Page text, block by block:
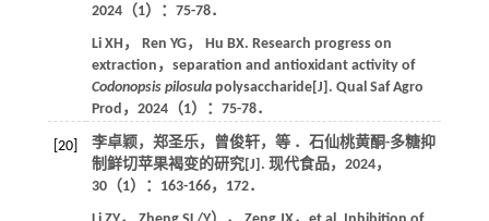
2024（1）：75-78．
Li XH ， Ren YG， Hu BX. Research progress on
extraction，separation and antioxidant activity of
Codonopsis pilosulapolysaccharide[J]. Qual Saf Agro
Prod ， 2024（1）：75-78．
[20]
李卓颖，郑圣乐，曾俊轩，等 ．石仙桃黄酮-多糖抑
制鲜切苹果褐变的研究[J]. 现代食品， 2024，
30（1）：163-166，172．